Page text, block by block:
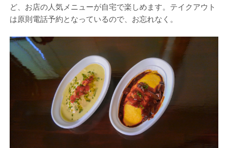
ど、お店の人気メニューが自宅で楽しめます。テイクアウト
は原則電話予約となっているので、お忘れなく。